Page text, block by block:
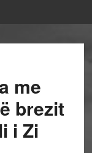
me
brezit
i Zi